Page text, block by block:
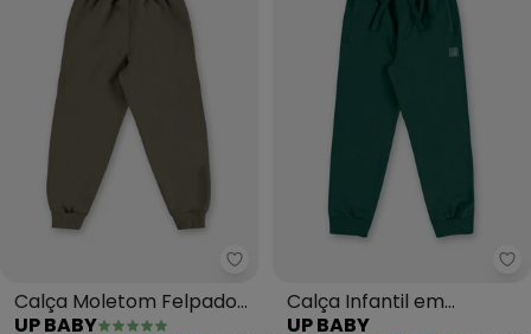
Up Baby - Calça Moletom
Calça Moletom Felpado
UP BABY
Calça Infantil em
UP BABY